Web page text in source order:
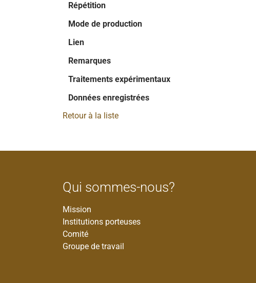
Répétition
Mode de production
Lien
Remarques
Traitements expérimentaux
Données enregistrées
Retour à la liste
Qui sommes-nous?
Mission
Institutions porteuses
Comité
Groupe de travail